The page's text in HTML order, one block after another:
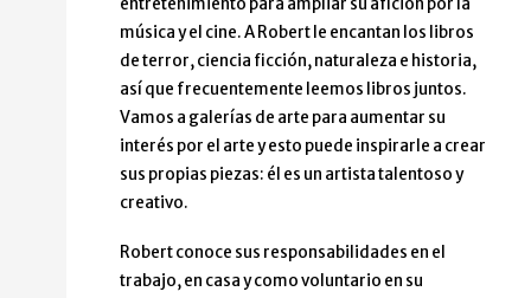
entretenimiento para ampliar su afición por la
música y el cine. A Robert le encantan los libros
de terror, ciencia ficción, naturaleza e historia,
así que frecuentemente leemos libros juntos.
Vamos a galerías de arte para aumentar su
interés por el arte y esto puede inspirarle a crear
sus propias piezas: él es un artista talentoso y
creativo.
Robert conoce sus responsabilidades en el
trabajo, en casa y como voluntario en su